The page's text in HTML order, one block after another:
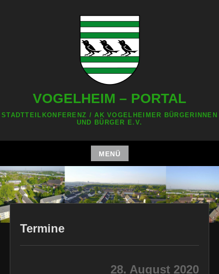
VOGELHEIM – PORTAL
STADTTEILKONFERENZ / AK VOGELHEIMER BÜRGERINNEN
UND BÜRGER E.V.
MENÜ
Zum
Inhalt
springen
Termine
28. August 2020